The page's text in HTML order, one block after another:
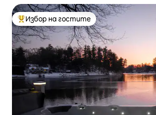
Най-популярен избор на гостите
Избор на гостите